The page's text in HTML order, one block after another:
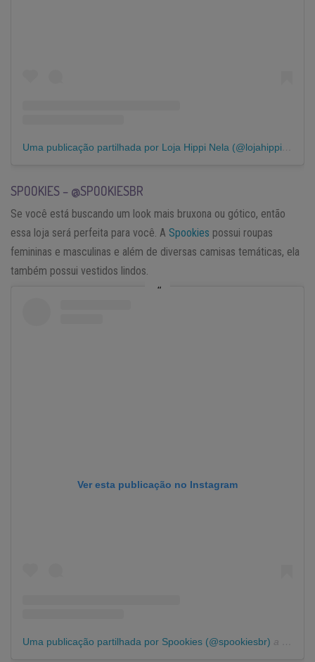
Uma publicação partilhada por Loja Hippi Nela (@lojahippinela)
SPOOKIES – @SPOOKIESBR
Se você está buscando um look mais bruxona ou gótico, então
essa loja será perfeita para você. A Spookies possui roupas
femininas e masculinas e além de diversas camisas temáticas, ela
também possui vestidos lindos.
Ver esta publicação no Instagram
Uma publicação partilhada por Spookies (@spookiesbr) a